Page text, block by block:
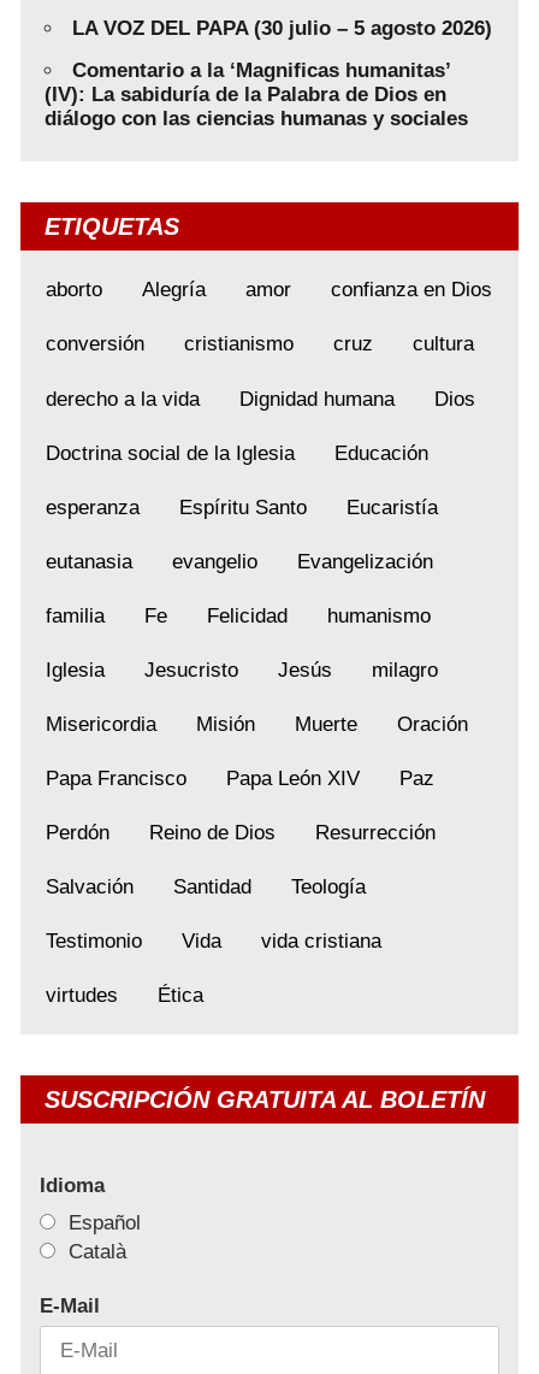
LA VOZ DEL PAPA (30 julio – 5 agosto 2026)
Comentario a la ‘Magnificas humanitas’
(IV): La sabiduría de la Palabra de Dios en
diálogo con las ciencias humanas y sociales
ETIQUETAS
aborto Alegría amor confianza en Dios
conversión cristianismo cruz cultura
derecho a la vida Dignidad humana Dios
Doctrina social de la Iglesia Educación
esperanza Espíritu Santo Eucaristía
eutanasia evangelio Evangelización
familia Fe Felicidad humanismo
Iglesia Jesucristo Jesús milagro
Misericordia Misión Muerte Oración
Papa Francisco Papa León XIV Paz
Perdón Reino de Dios Resurrección
Salvación Santidad Teología
Testimonio Vida vida cristiana
virtudes Ética
SUSCRIPCIÓN GRATUITA AL BOLETÍN
Idioma
Español
Català
E-Mail